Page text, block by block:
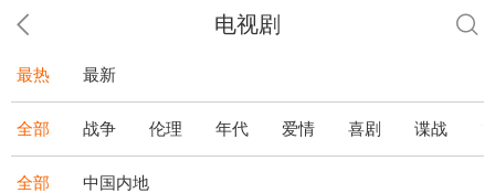
电视剧
最热 最新
全部 战争 伦理 年代 爱情 喜剧 谍战
全部 中国内地